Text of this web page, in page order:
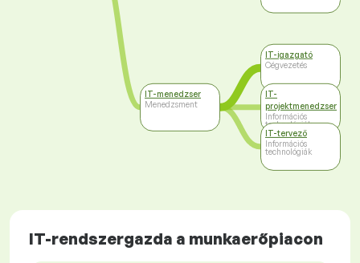
IT-menedzser
Menedzsment
IT-igazgató
Cégvezetés
IT-
projektmenedzser
Információs
technológiák
IT-tervező
Információs
technológiák
IT-rendszergazda a munkaerőpiacon